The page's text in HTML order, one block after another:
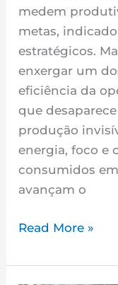
medem
metas,
estratégicos.
enxergar um
eficiência da
que
produção
energia, foco e
consumidos
avançam o
Read More »